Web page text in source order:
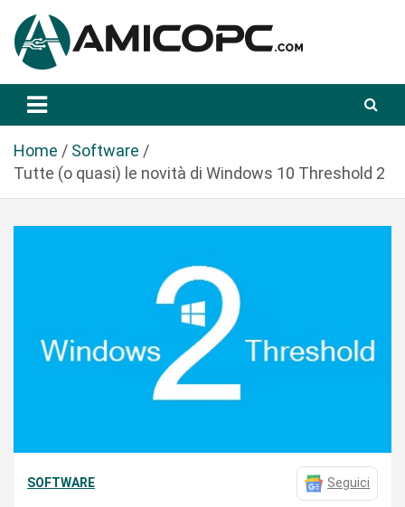
a
Amicopc.com
Home
Software
Tutte (o quasi) le novità di Windows 10 Threshold 2
SOFTWARE Seguici